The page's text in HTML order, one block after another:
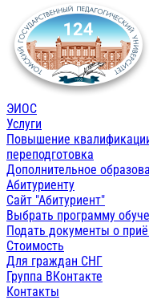
ЭИОС
Услуги
Повышение
переподготовка
Дополнительное
Абитуриенту
Сайт "Абитуриент"
Выбрать программу
Подать документы о
Стоимость
Для граждан СНГ
Группа ВКонтакте
Контакты